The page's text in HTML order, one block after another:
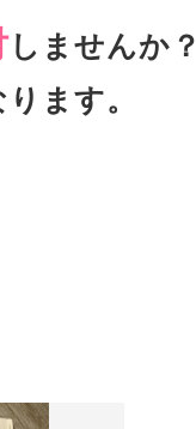
しませんか？
ます。